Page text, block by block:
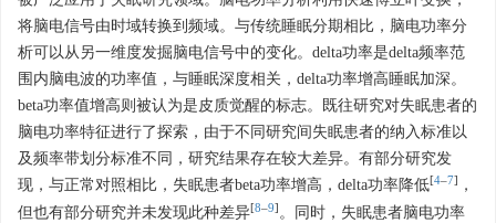
将脑电信号由时域转换到频域。与传统睡眠分期相比，脑电功率分
析可以从另一维度发掘脑电信号中的变化。delta功率是delta频率范
围内脑电波的功率值，与睡眠深度相关，delta功率增高睡眠加深。
beta功率值增高则被认为是皮质觉醒的标志。既往研究对失眠患者的
脑电功率特征进行了探索，由于不同研究间失眠患者的纳入标准以
及频率带划分标准不同，研究结果存在较大差异。有部分研究发
现，与正常对照相比，失眠患者beta功率增高，delta功率降低[4–7]
，
但也有部分研究并未发现此种差异[8–9] 。同时，失眠患者脑电功率